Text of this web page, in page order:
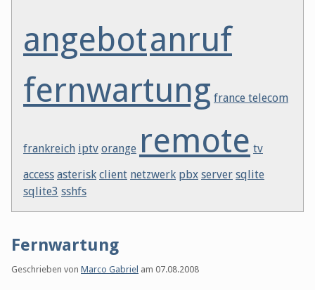
angebotanruf
fernwartung france telecom
frankreich iptv orange remote tv
access asterisk client netzwerk pbx server sqlite
sqlite3 sshfs
Fernwartung
Geschrieben von Marco Gabriel am 07.08.2008